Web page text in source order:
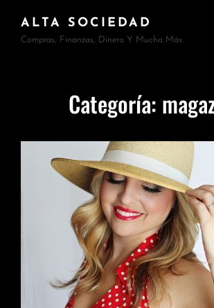
ALTA SOCIEDAD
Compras, Finanzas, Dinero Y Mucho Más.
Categoría: